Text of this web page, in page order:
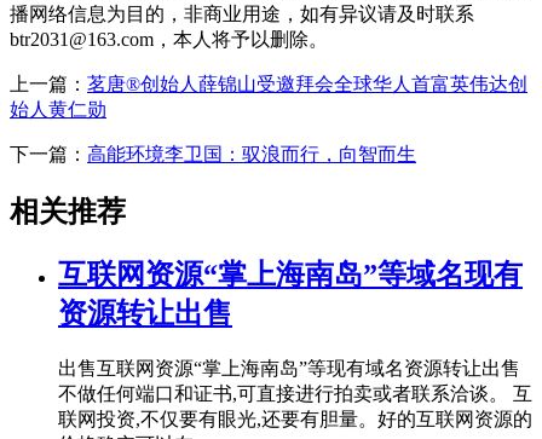
播网络信息为目的，非商业用途，如有异议请及时联系
btr2031@163.com，本人将予以删除。
上一篇： 茗唐®创始人薛锦山受邀拜会全球华人首富英伟达创
始人黄仁勋
下一篇： 高能环境李卫国：驭浪而行，向智而生
相关推荐
互联网资源“掌上海南岛”等域名现有
资源转让出售
出售互联网资源“掌上海南岛”等现有域名资源转让出售
不做任何端口和证书,可直接进行拍卖或者联系洽谈。 互
联网投资,不仅要有眼光,还要有胆量。好的互联网资源的